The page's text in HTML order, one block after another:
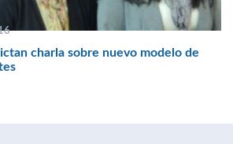
charla sobre nuevo modelo de